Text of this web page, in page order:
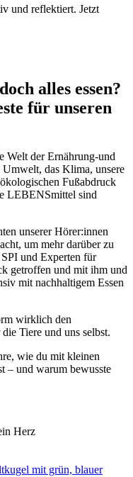
und reflektiert. Jetzt
alles essen?
für unseren
Welt der Ernährung-und
Umwelt, das Klima, unsere
Fußabdruck
LEBENSmittel sind
unserer Hörer:innen
um mehr darüber zu
und Experten für
getroffen und mit ihm und
mit nachhaltigem Essen
wirklich den
Tiere und uns selbst.
wie du mit kleinen
– und warum bewusste